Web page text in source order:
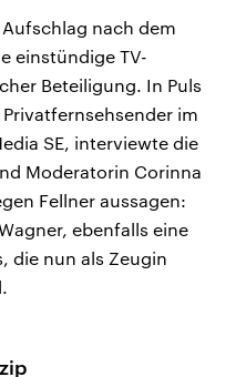
nach dem
einstündige TV-
Beteiligung. In Puls
im
SE, interviewte die
Moderatorin Corinna
Fellner aussagen:
ebenfalls eine
die nun als Zeugin